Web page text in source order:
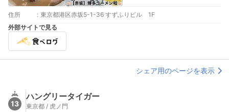
住所 : 東京都港区赤坂5-1-36 すずふりビル 1F
外部サイトで見る
シェア用のページを表示
13
ハングリータイガー
東京都 / 虎ノ門